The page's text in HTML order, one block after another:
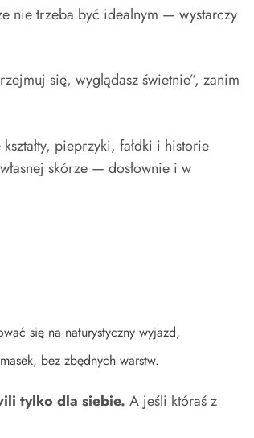
nie trzeba być idealnym — wystarczy
się, wyglądasz świetnie”, zanim
pieprzyki, fałdki i historie
skórze — dosłownie i w
się na naturystyczny wyjazd,
bez zbędnych warstw.
tylko dla siebie. A jeśli któraś z